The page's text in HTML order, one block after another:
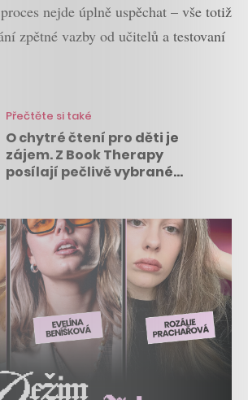
nejde úplně uspěchat – vše totiž
zpětné vazby od učitelů a testovaní
Přečtěte si také
O chytré čtení pro děti je
zájem. Z Book Therapy
posílají pečlivě vybrané